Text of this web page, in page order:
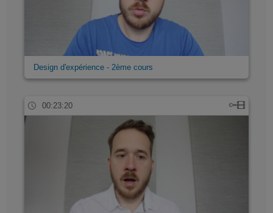
Design d'expérience - 2ème cours
00:23:20